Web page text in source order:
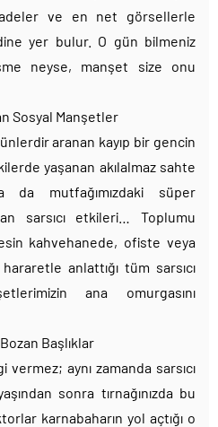
ve en net görsellerle
yer bulur. O gün bilmeniz
neyse, manşet size onu
Sosyal Manşetler
aranan kayıp bir gencin
yaşanan akılalmaz sahte
da mutfağımızdaki süper
sarsıcı etkileri… Toplumu
kahvehanede, ofiste veya
anlattığı tüm sarsıcı
ana omurgasını
Başlıklar
aynı zamanda sarsıcı
sonra tırnağınızda bu
karnabaharın yol açtığı o